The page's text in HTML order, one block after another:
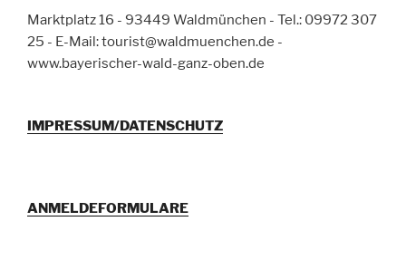
Marktplatz 16 - 93449 Waldmünchen - Tel.: 09972 307
25 - E-Mail: tourist@waldmuenchen.de -
www.bayerischer-wald-ganz-oben.de
IMPRESSUM/DATENSCHUTZ
ANMELDEFORMULARE